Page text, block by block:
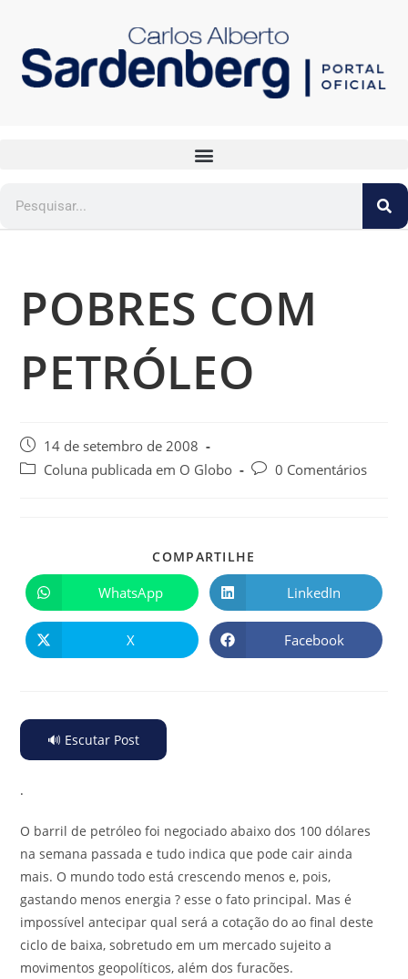
POBRES COM
PETRÓLEO
14 de setembro de 2008
Coluna publicada em O Globo
0 Comentários
COMPARTILHE
WhatsApp LinkedIn
X Facebook
🔊 Escutar Post
.
O barril de petróleo foi negociado abaixo dos 100 dólares
na semana passada e tudo indica que pode cair ainda
mais. O mundo todo está crescendo menos e, pois,
gastando menos energia ? esse o fato principal. Mas é
impossível antecipar qual será a cotação do ao final deste
ciclo de baixa, sobretudo em um mercado sujeito a
movimentos geopolíticos, além dos furacões.